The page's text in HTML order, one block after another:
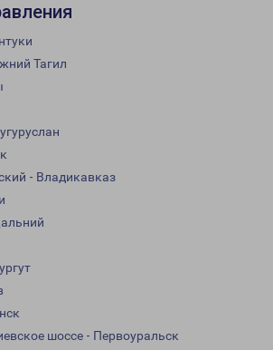
Тагил
- Владикавказ
шоссе - Первоуральск